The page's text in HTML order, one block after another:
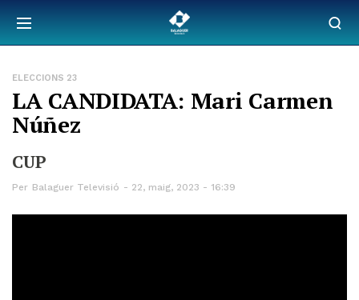
ELECCIONS 23
LA CANDIDATA: Mari Carmen
Núñez
CUP
Per Balaguer Televisió 22, maig, 2023 - 16:39